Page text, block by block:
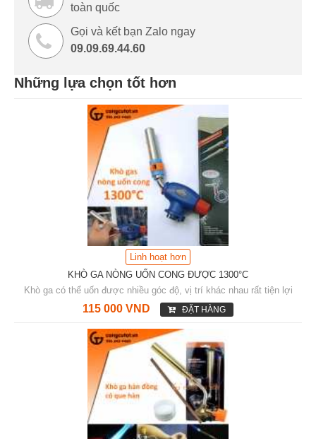
toàn quốc
Gọi và kết bạn Zalo ngay
09.09.69.44.60
Những lựa chọn tốt hơn
Linh hoạt hơn
KHÒ GA NÒNG UỐN CONG ĐƯỢC 1300°C
Khò ga có thể uốn được nhiều góc độ, vị trí khác nhau rất tiện lợi
115 000 VND ĐẶT HÀNG